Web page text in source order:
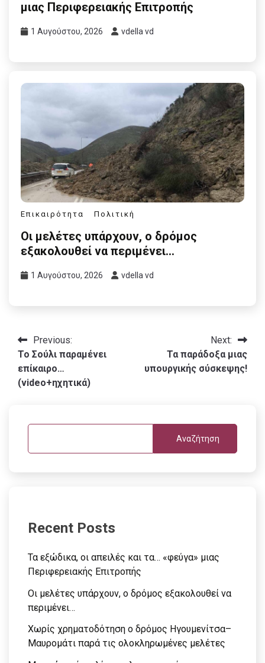
μιας Περιφερειακής Επιτροπής
1 Αυγούστου, 2026 vdella vd
Επικαιρότητα Πολιτική
Οι μελέτες υπάρχουν, ο δρόμος
εξακολουθεί να περιμένει…
1 Αυγούστου, 2026 vdella vd
Πλοήγηση
άρθρων
Previous:
To Σούλι παραμένει
επίκαιρο…
(video+ηχητικά)
Next:
Τα παράδοξα μιας
υπουργικής σύσκεψης!
Αναζήτηση
Recent Posts
Τα εξώδικα, οι απειλές και τα… «φεύγα» μιας
Περιφερειακής Επιτροπής
Οι μελέτες υπάρχουν, ο δρόμος εξακολουθεί να
περιμένει…
Χωρίς χρηματοδότηση ο δρόμος Ηγουμενίτσα–
Μαυρομάτι παρά τις ολοκληρωμένες μελέτες